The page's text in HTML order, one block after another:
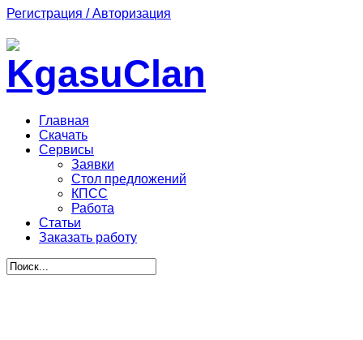
Регистрация / Авторизация
Главная
Скачать
Сервисы
Заявки
Стол предложений
КПСС
Работа
Статьи
Заказать работу